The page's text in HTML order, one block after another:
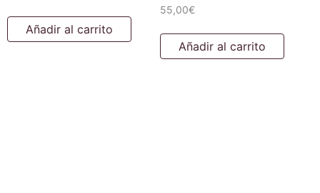
Añadir al carrito
55,00€
Añadir al carrito